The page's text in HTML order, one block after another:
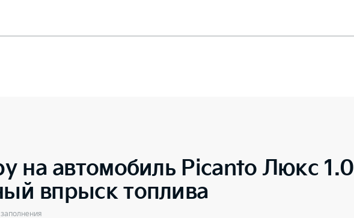
на автомобиль Picanto Люкс 1.0
впрыск топлива